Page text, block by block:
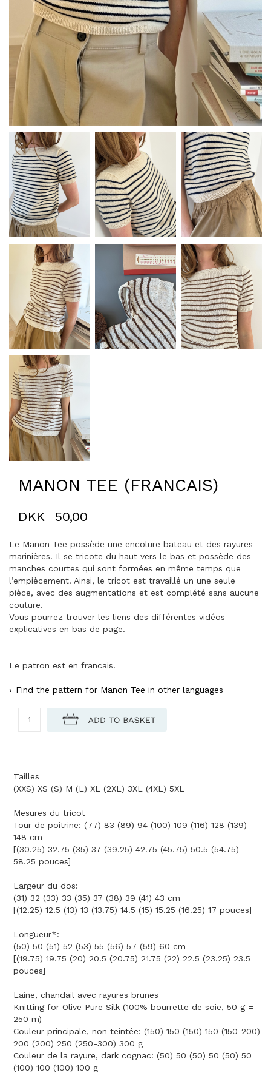
MANON TEE (FRANCAIS)
DKK 50,00
Le Manon Tee possède une encolure bateau et des rayures
marinières. Il se tricote du haut vers le bas et possède des
manches courtes qui sont formées en même temps que
l’empiècement. Ainsi, le tricot est travaillé un une seule
pièce, avec des augmentations et est complété sans aucune
couture.
Vous pourrez trouver les liens des différentes vidéos
explicatives en bas de page.
Le patron est en francais.
Find the pattern for Manon Tee in other languages
Tailles
(XXS) XS (S) M (L) XL (2XL) 3XL (4XL) 5XL
Mesures du tricot
Tour de poitrine: (77) 83 (89) 94 (100) 109 (116) 128 (139)
148 cm
[(30.25) 32.75 (35) 37 (39.25) 42.75 (45.75) 50.5 (54.75)
58.25 pouces]
Largeur du dos:
(31) 32 (33) 33 (35) 37 (38) 39 (41) 43 cm
[(12.25) 12.5 (13) 13 (13.75) 14.5 (15) 15.25 (16.25) 17 pouces]
Longueur*:
(50) 50 (51) 52 (53) 55 (56) 57 (59) 60 cm
[(19.75) 19.75 (20) 20.5 (20.75) 21.75 (22) 22.5 (23.25) 23.5
pouces]
Laine, chandail avec rayures brunes
Knitting for Olive Pure Silk (100% bourrette de soie, 50 g =
250 m)
Couleur principale, non teintée: (150) 150 (150) 150 (150-200)
200 (200) 250 (250-300) 300 g
Couleur de la rayure, dark cognac: (50) 50 (50) 50 (50) 50
(100) 100 (100) 100 g